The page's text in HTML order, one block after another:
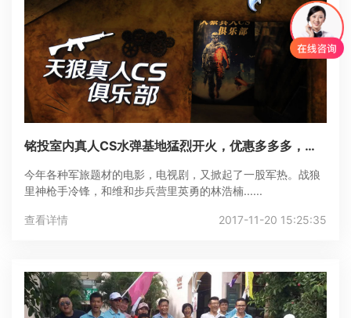
铭投室内真人CS水弹基地猛烈开火，优惠多多多，约
今年各种军旅题材的电影，电视剧，又掀起了一股军热。战狼
里神枪手冷锋，和维和步兵营里英勇的林浩楠......
查看详情 2017-11-20 15:25:35